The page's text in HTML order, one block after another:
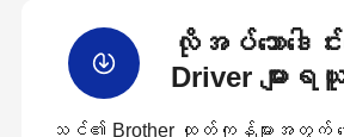
လိုအပ်သောဒေါင်
Driver များ
သင်၏ Brother ထုတ်ကုန်များအတွက် နေ